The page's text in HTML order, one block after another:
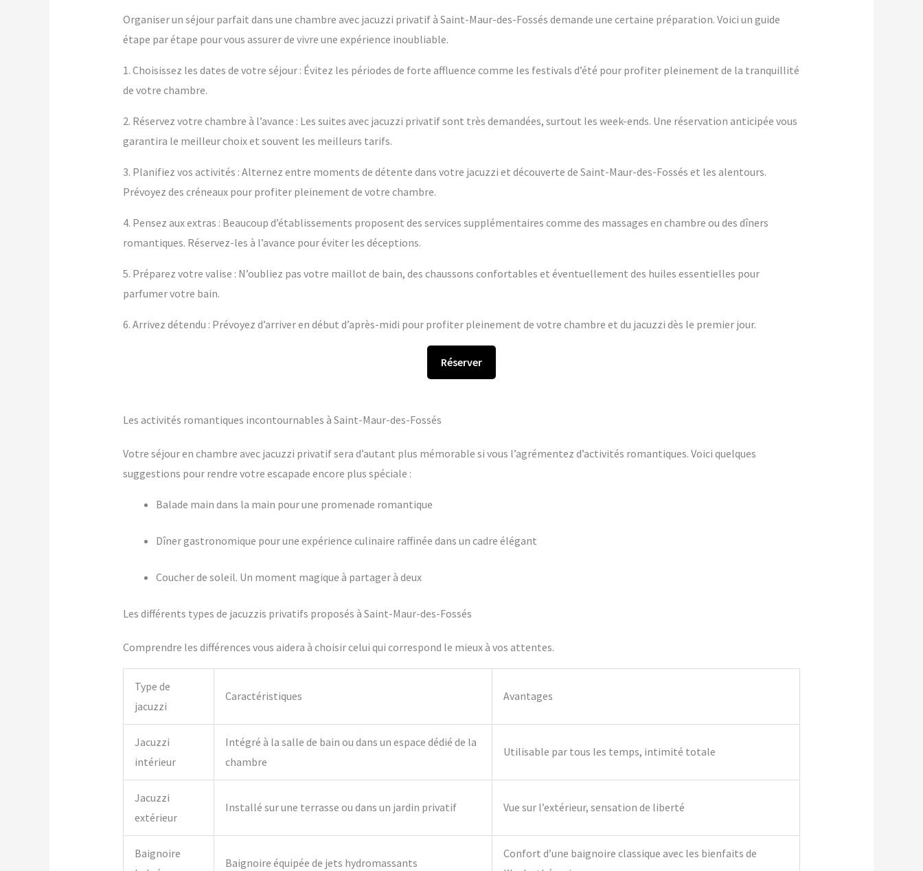
Organiser un séjour parfait dans une chambre avec jacuzzi privatif à Saint-Maur-des-Fossés demande une certaine préparation. Voici un guide
étape par étape pour vous assurer de vivre une expérience inoubliable.
1. Choisissez les dates de votre séjour : Évitez les périodes de forte affluence comme les festivals d’été pour profiter pleinement de la tranquillité
de votre chambre.
2. Réservez votre chambre à l’avance : Les suites avec jacuzzi privatif sont très demandées, surtout les week-ends. Une réservation anticipée vous
garantira le meilleur choix et souvent les meilleurs tarifs.
3. Planifiez vos activités : Alternez entre moments de détente dans votre jacuzzi et découverte de Saint-Maur-des-Fossés et les alentours.
Prévoyez des créneaux pour profiter pleinement de votre chambre.
4. Pensez aux extras : Beaucoup d’établissements proposent des services supplémentaires comme des massages en chambre ou des dîners
romantiques. Réservez-les à l’avance pour éviter les déceptions.
5. Préparez votre valise : N’oubliez pas votre maillot de bain, des chaussons confortables et éventuellement des huiles essentielles pour
parfumer votre bain.
6. Arrivez détendu : Prévoyez d’arriver en début d’après-midi pour profiter pleinement de votre chambre et du jacuzzi dès le premier jour.
Réserver
Les activités romantiques incontournables à Saint-Maur-des-Fossés
Votre séjour en chambre avec jacuzzi privatif sera d’autant plus mémorable si vous l’agrémentez d’activités romantiques. Voici quelques
suggestions pour rendre votre escapade encore plus spéciale :
Balade main dans la main pour une promenade romantique
Dîner gastronomique pour une expérience culinaire raffinée dans un cadre élégant
Coucher de soleil. Un moment magique à partager à deux
Les différents types de jacuzzis privatifs proposés à Saint-Maur-des-Fossés
Comprendre les différences vous aidera à choisir celui qui correspond le mieux à vos attentes.
Type de
jacuzzi
Caractéristiques Avantages
Jacuzzi
intérieur
Intégré à la salle de bain ou dans un espace dédié de la
chambre
Utilisable par tous les temps, intimité totale
Jacuzzi
extérieur
Installé sur une terrasse ou dans un jardin privatif Vue sur l’extérieur, sensation de liberté
Baignoire
Baignoire équipée de jets hydromassants
Confort d’une baignoire classique avec les bienfaits de